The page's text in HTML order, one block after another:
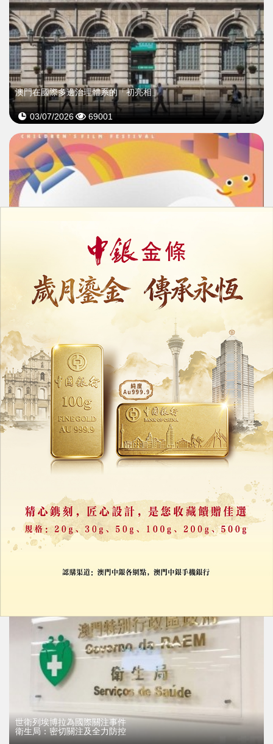
澳門在國際多邊治理體系的「初亮相」
03/07/2026 69001
>
澳門國際兒童電影展7月揭幕
選映近30部佳作打造盛夏光影聚會
基建論壇深化國際基建合作
參展商冀加強全球客戶聯繫
11/06/2026 18007
世衛列埃博拉為國際關注事件
衛生局：密切關注及全力防控